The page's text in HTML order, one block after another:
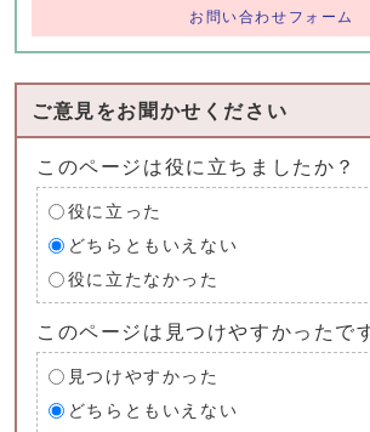
お問い合わせフォーム
ご意見をお聞かせください
このページは役に立ちましたか？
役に立った
どちらともいえない
役に立たなかった
このページは見つけやすかったで
見つけやすかった
どちらともいえない